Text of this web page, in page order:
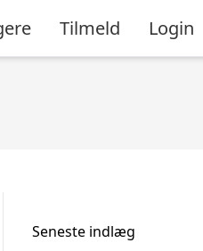
Tilmeld Login
Seneste indlæg